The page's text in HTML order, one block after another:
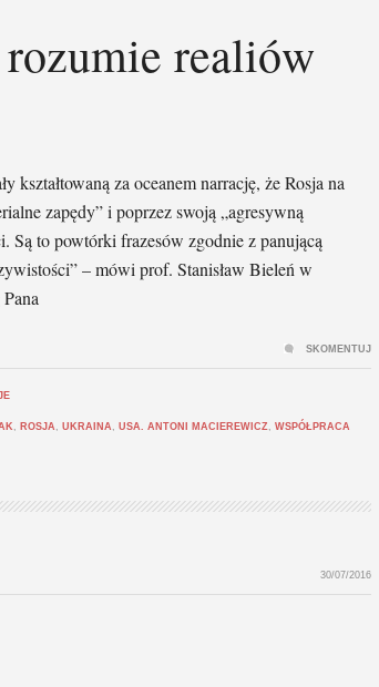
realiów
za oceanem narrację, że Rosja na
zapędy” i poprzez swoją „agresywną
Są to powtórki frazesów zgodnie z panującą
– mówi prof. Stanisław Bieleń w
, ROSJA , UKRAINA , USA. ANTONI MACIEREWICZ, WSPÓŁPRACA
SKOMENTUJ
30/07/2016